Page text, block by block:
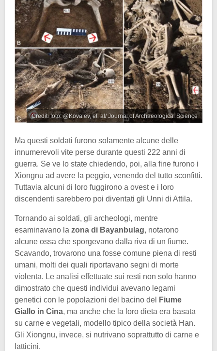
Crediti foto: @Kovalev, et. al/ Journal of Archaeological Science
Ma questi soldati furono solamente alcune delle
innumerevoli vite perse durante questi 222 anni di
guerra. Se ve lo state chiedendo, poi, alla fine furono i
Xiongnu ad avere la peggio, venendo del tutto sconfitti.
Tuttavia alcuni di loro fuggirono a ovest e i loro
discendenti sarebbero poi diventati gli Unni di Attila.
Tornando ai soldati, gli archeologi, mentre
esaminavano la zona di Bayanbulag, notarono
alcune ossa che sporgevano dalla riva di un fiume.
Scavando, trovarono una fosse comune piena di resti
umani, molti dei quali riportavano segni di morte
violenta. Le analisi effettuate sui resti non solo hanno
dimostrato che questi individui avevano legami
genetici con le popolazioni del bacino del
Fiume
Giallo in Cina, ma anche che la loro dieta era basata
su carne e vegetali, modello tipico della società Han.
Gli Xiongnu, invece, si nutrivano soprattutto di carne e
latticini.